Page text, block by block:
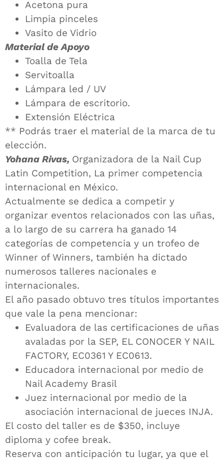
Acetona pura
Limpia pinceles
Vasito de Vidrio
Material de Apoyo
Toalla de Tela
Servitoalla
Lámpara led / UV
Lámpara de escritorio.
Extensión Eléctrica
** Podrás traer el material de la marca de tu
elección.
Yohana Rivas, Organizadora de la Nail Cup
Latin Competition, La primer competencia
internacional en México.
Actualmente se dedica a competir y
organizar eventos relacionados con las uñas,
a lo largo de su carrera ha ganado 14
categorías de competencia y un trofeo de
Winner of Winners, también ha dictado
numerosos talleres nacionales e
internacionales.
El año pasado obtuvo tres títulos importantes
que vale la pena mencionar:
Evaluadora de las certificaciones de uñas
avaladas por la SEP, EL CONOCER Y NAIL
FACTORY, EC0361 Y EC0613.
Educadora internacional por medio de
Nail Academy Brasil
Juez internacional por medio de la
asociación internacional de jueces INJA.
El costo del taller es de $350, incluye
diploma y cofee break.
Reserva con anticipación tu lugar, ya que el